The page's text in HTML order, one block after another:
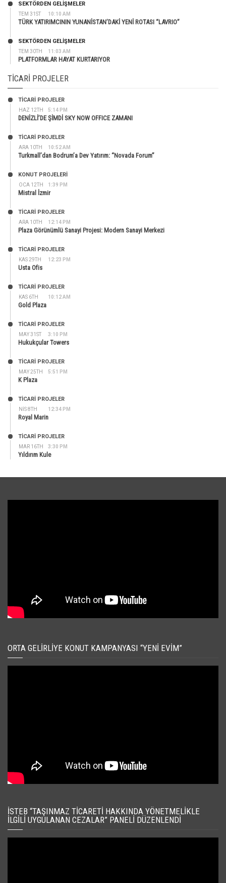
TEM 31ST 10:10 AM
SEKTÖRDEN GELIŞMELER
TÜRK YATIRIMCININ YUNANİSTAN’DAKİ YENİ ROTASI “LAVRIO”
TEM 30TH 11:03 AM
SEKTÖRDEN GELIŞMELER
PLATFORMLAR HAYAT KURTARIYOR
TICARI PROJELER
HAZ 12TH 5:14 PM
TİCARİ PROJELER
DENİZLİ’DE ŞİMDİ SKY NOW OFFICE ZAMANI
ARA 10TH 10:52 AM
TİCARİ PROJELER
Turkmall’dan Bodrum’a Dev Yatırım: “Novada Forum”
OCA 12TH 1:39 PM
KONUT PROJELERI
Mistral İzmir
ARA 10TH 12:14 PM
TİCARİ PROJELER
Plaza Görünümlü Sanayi Projesi: Modern Sanayi Merkezi
KAS 29TH 12:23 PM
TİCARİ PROJELER
Usta Ofis
KAS 6TH 10:12 AM
TİCARİ PROJELER
Gold Plaza
MAY 31ST 3:10 PM
TİCARİ PROJELER
Hukukçular Towers
MAY 25TH 5:51 PM
TİCARİ PROJELER
K Plaza
NIS 8TH 12:34 PM
TİCARİ PROJELER
Royal Marin
MAR 16TH 3:30 PM
TİCARİ PROJELER
Yıldırım Kule
ORTA GELIRLIYE KONUT KAMPANYASI “YENI EVIM”
İSTEB “TAŞINMAZ TICARETI HAKKINDA YÖNETMELIKLE
İLGILI UYGULANAN CEZALAR” PANELI DÜZENLENDI